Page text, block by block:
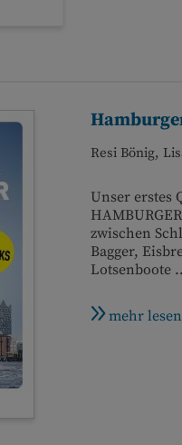
Resi Bönig,
Unser erstes
zwischen
Bagger,
Lotsenboote
mehr lesen